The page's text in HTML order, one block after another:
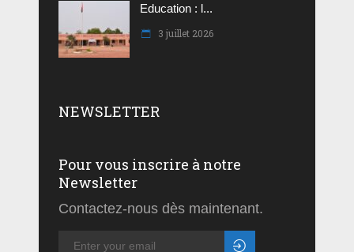
Education : l...
3 juillet 2026
NEWSLETTER
Pour vous inscrire à notre
Newsletter
Contactez-nous dès maintenant.